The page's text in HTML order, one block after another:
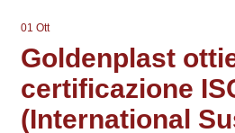
01 Ott
Goldenplast
certificazione
(International